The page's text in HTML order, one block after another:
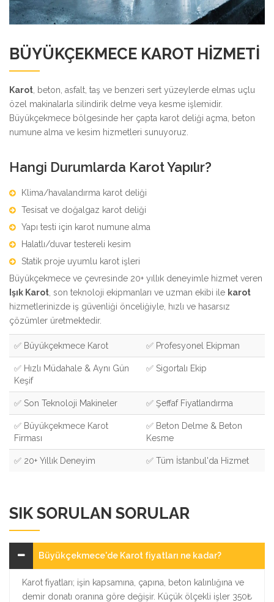
BÜYÜKÇEKMECE KAROT HIZMETI
Karot , beton, asfalt, taş ve benzeri sert yüzeylerde elmas uçlu
özel makinalarla silindirik delme veya kesme işlemidir.
Büyükçekmece bölgesinde her çapta karot deliği açma, beton
numune alma ve kesim hizmetleri sunuyoruz.
Hangi Durumlarda Karot Yapılır?
Klima/havalandırma karot deliği
Tesisat ve doğalgaz karot deliği
Yapı testi için karot numune alma
Halatlı/duvar testereli kesim
Statik proje uyumlu karot işleri
Büyükçekmece ve çevresinde 20+ yıllık deneyimle hizmet veren
Işık Karot , son teknoloji ekipmanları ve uzman ekibi ile karot
hizmetlerinizde iş güvenliği önceliğiyle, hızlı ve hasarsız
çözümler üretmektedir.
✅ Büyükçekmece Karot ✅ Profesyonel Ekipman
✅ Hızlı Müdahale & Aynı Gün
Keşif
✅ Sigortalı Ekip
✅ Son Teknoloji Makineler ✅ Şeffaf Fiyatlandırma
✅ Büyükçekmece Karot
Firması
✅ Beton Delme & Beton
Kesme
✅ 20+ Yıllık Deneyim ✅ Tüm İstanbul'da Hizmet
SIK SORULAN SORULAR
Büyükçekmece'de Karot fiyatları ne kadar?
Karot fiyatları; işin kapsamına, çapına, beton kalınlığına ve
demir donatı oranına göre değişir. Küçük ölçekli işler 350₺